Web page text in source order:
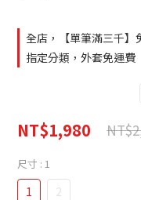
全店，【單筆滿三千】
指定分類，外套免運費
NT$1,980
尺寸 : 1
1 2